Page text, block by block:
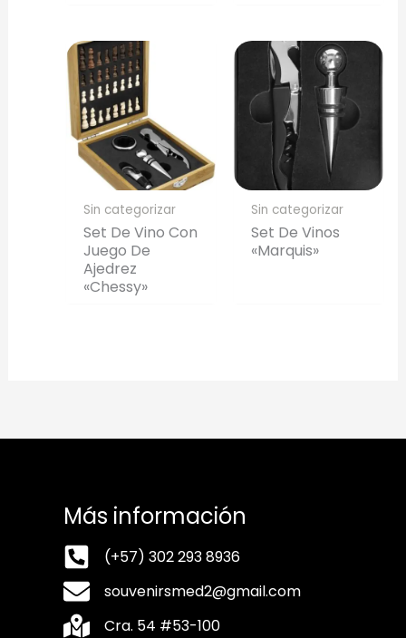
Sin categorizar
Set De Vino Con
Juego De
Ajedrez
«Chessy»
Sin categorizar
Set De Vinos
«Marquis»
Más información
(+57) 302 293 8936
souvenirsmed2@gmail.com
Cra. 54 #53-100